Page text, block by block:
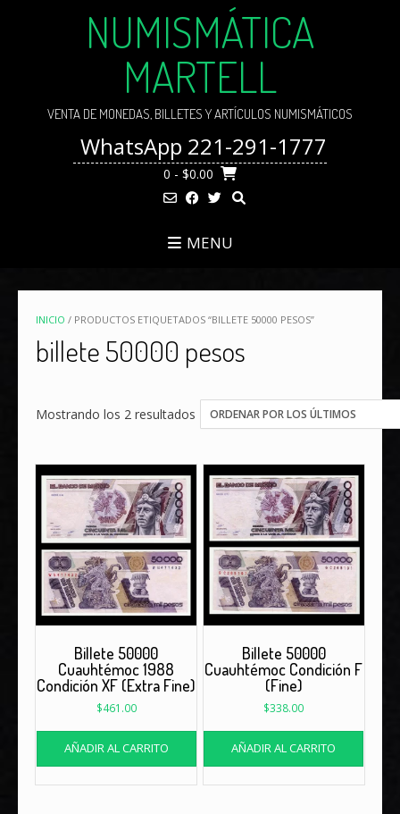
NUMISMÁTICA
MARTELL
VENTA DE MONEDAS, BILLETES Y ARTÍCULOS NUMISMÁTICOS
WhatsApp 221-291-1777
0 - $0.00
MENU
INICIO / PRODUCTOS ETIQUETADOS “BILLETE 50000 PESOS”
billete 50000 pesos
Mostrando los 2 resultados Ordenado
por
últimos
Billete 50000
Cuauhtémoc 1988
Condición XF (Extra Fine)
$461.00
AÑADIR AL CARRITO
Billete 50000
Cuauhtémoc Condición F
(Fine)
$338.00
AÑADIR AL CARRITO